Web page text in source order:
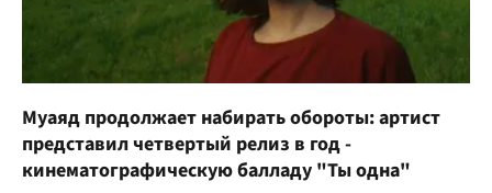
Муаяд продолжает набирать обороты: артист
представил четвертый релиз в год -
кинематографическую балладу "Ты одна"